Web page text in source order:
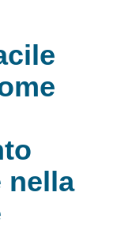
nella